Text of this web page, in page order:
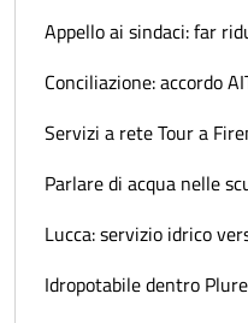
Appello ai sindaci: far
Conciliazione: accordo
Servizi a rete Tour a
Parlare di acqua nelle
Lucca: servizio idrico
Idropotabile dentro